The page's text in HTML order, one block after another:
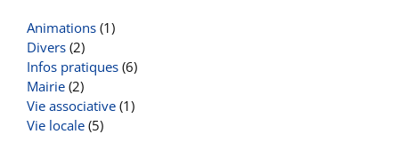
Animations (1)
Divers (2)
Infos pratiques (6)
Mairie (2)
Vie associative (1)
Vie locale (5)